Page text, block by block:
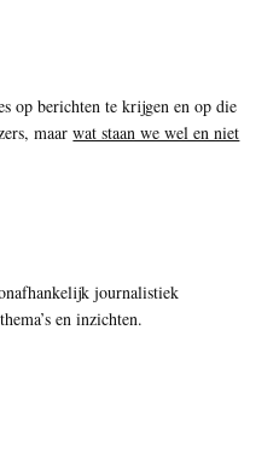
op berichten te krijgen en op die
maarwat staan we wel en niet
journalistiek
en inzichten.